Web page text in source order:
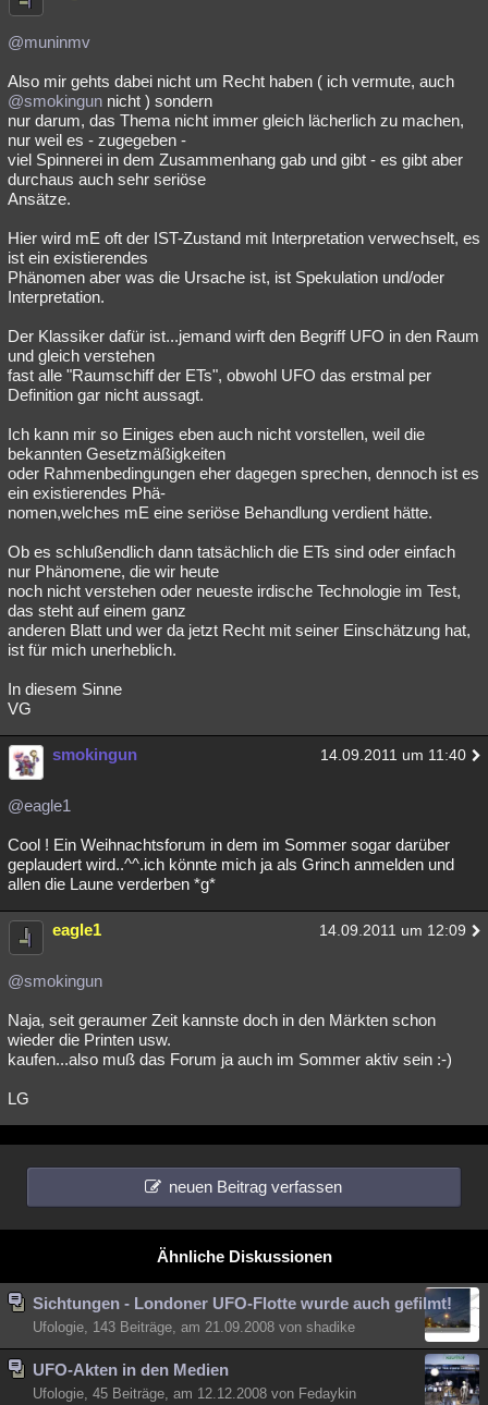
@muninmv
Also mir gehts dabei nicht um Recht haben ( ich vermute, auch
@smokingun nicht ) sondern
nur darum, das Thema nicht immer gleich lächerlich zu machen,
nur weil es - zugegeben -
viel Spinnerei in dem Zusammenhang gab und gibt - es gibt aber
durchaus auch sehr seriöse
Ansätze.
Hier wird mE oft der IST-Zustand mit Interpretation verwechselt, es
ist ein existierendes
Phänomen aber was die Ursache ist, ist Spekulation und/oder
Interpretation.
Der Klassiker dafür ist...jemand wirft den Begriff UFO in den Raum
und gleich verstehen
fast alle "Raumschiff der ETs", obwohl UFO das erstmal per
Definition gar nicht aussagt.
Ich kann mir so Einiges eben auch nicht vorstellen, weil die
bekannten Gesetzmäßigkeiten
oder Rahmenbedingungen eher dagegen sprechen, dennoch ist es
ein existierendes Phä-
nomen,welches mE eine seriöse Behandlung verdient hätte.
Ob es schlußendlich dann tatsächlich die ETs sind oder einfach
nur Phänomene, die wir heute
noch nicht verstehen oder neueste irdische Technologie im Test,
das steht auf einem ganz
anderen Blatt und wer da jetzt Recht mit seiner Einschätzung hat,
ist für mich unerheblich.
In diesem Sinne
VG
smokingun 14.09.2011 um 11:40
@eagle1
Cool ! Ein Weihnachtsforum in dem im Sommer sogar darüber
geplaudert wird..^^.ich könnte mich ja als Grinch anmelden und
allen die Laune verderben *g*
eagle1 14.09.2011 um 12:09
@smokingun
Naja, seit geraumer Zeit kannste doch in den Märkten schon
wieder die Printen usw.
kaufen...also muß das Forum ja auch im Sommer aktiv sein :-)
LG
neuen Beitrag verfassen
Ähnliche Diskussionen
Sichtungen - Londoner UFO-Flotte wurde auch gefilmt!
Ufologie, 143 Beiträge, am 21.09.2008 von shadike
UFO-Akten in den Medien
Ufologie, 45 Beiträge, am 12.12.2008 von Fedaykin